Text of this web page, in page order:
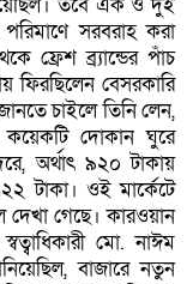
সরবরাহ করা
ফ্রেশ ব্র্যান্ডের পাঁচ
ফিরছিলেন বেসরকারি
চাইলে তিনি লেন,
দোকান ঘুরে
অর্থাৎ ৯২০ টাকায়
টাকা। ওই মার্কেটে
গেছে। কারওয়ান
মো. নাঈম
বাজারে নতুন